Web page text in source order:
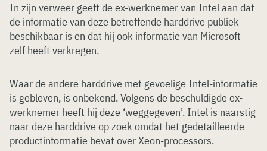
In zijn verweer geeft de ex-werknemer van Intel aan dat
de informatie van deze betreffende harddrive publiek
beschikbaar is en dat hij ook informatie van Microsoft
zelf heeft verkregen.
Waar de andere harddrive met gevoelige Intel-informatie
is gebleven, is onbekend. Volgens de beschuldigde ex-
werknemer heeft hij deze ‘weggegeven’. Intel is naarstig
naar deze harddrive op zoek omdat het gedetailleerde
productinformatie bevat over Xeon-processors.